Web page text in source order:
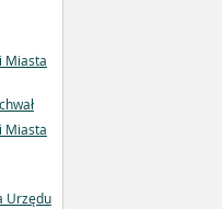
Miasta
Miasta
Urzędu